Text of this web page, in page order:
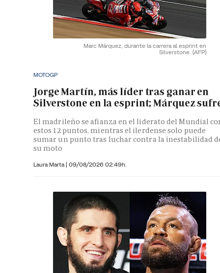
Marc Márquez, durante la carrera al esprint en
Silverstone. (AFP)
MOTOGP
Jorge Martín, más líder tras ganar en
Silverstone en la esprint; Márquez
El madrileño se afianza en el liderato del Mundial
estos 12 puntos, mientras el ilerdense solo puede
sumar un punto tras luchar contra la inestabilidad
su moto
Laura Marta | 09/08/2026 02:49h.